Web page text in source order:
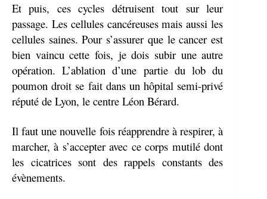
Et puis, ces cycles détruisent tout sur leur
passage. Les cellules cancéreuses mais aussi les
cellules saines. Pour s’assurer que le cancer est
bien vaincu cette fois, je dois subir une autre
opération. L’ablation d’une partie du lob du
poumon droit se fait dans un hôpital semi-privé
réputé de Lyon, le centre Léon Bérard.
Il faut une nouvelle fois réapprendre à respirer, à
marcher, à s’accepter avec ce corps mutilé dont
les cicatrices sont des rappels constants des
évènements.